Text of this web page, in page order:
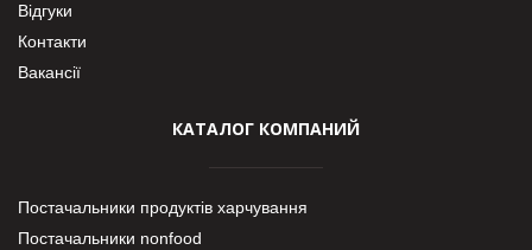
Відгуки
Контакти
Вакансії
КАТАЛОГ КОМПАНИЙ
Постачальники продуктів харчування
Постачальники nonfood